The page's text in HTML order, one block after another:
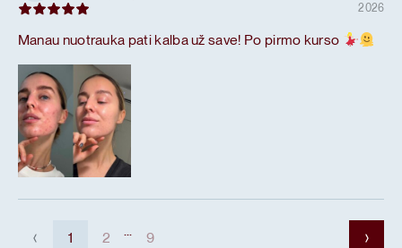
2026
Manau nuotrauka pati kalba už save! Po pirmo kurso
1 2 ... 9